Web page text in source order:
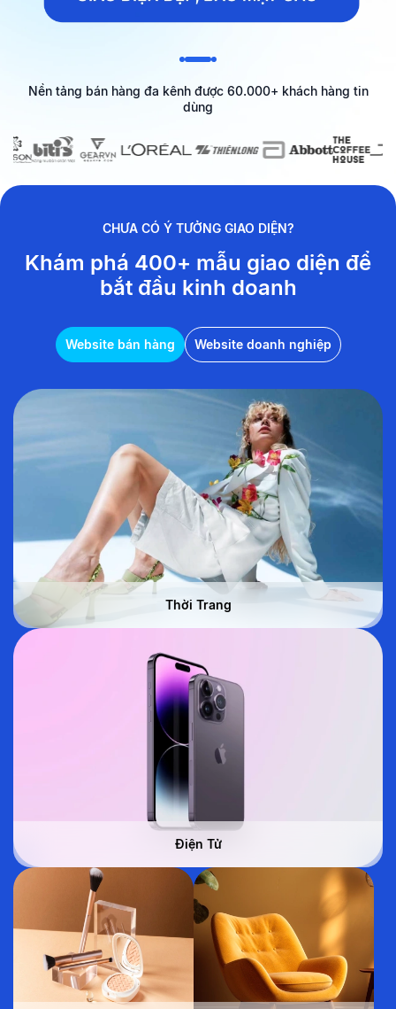
Nền tảng bán hàng đa kênh được 60.000+ khách hàng tin
dùng
CHƯA CÓ Ý TƯỞNG GIAO DIỆN?
Khám phá 400+ mẫu giao diện để
bắt đầu kinh doanh
Website bán hàng Website doanh nghiệp
Thời Trang
Điện Tử